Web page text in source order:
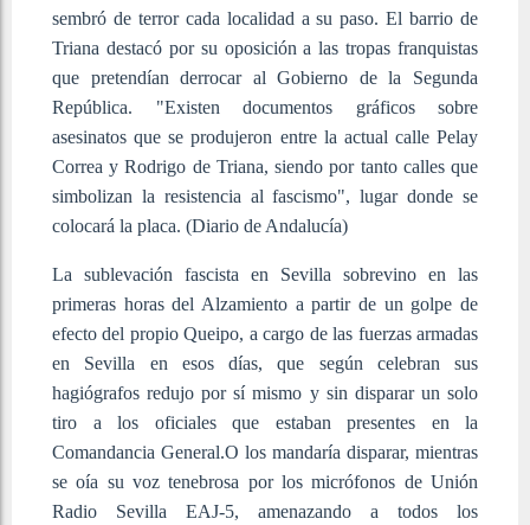
sembró de terror cada localidad a su paso. El barrio de
Triana destacó por su oposición a las tropas franquistas
que pretendían derrocar al Gobierno de la Segunda
República. "Existen documentos gráficos sobre
asesinatos que se produjeron entre la actual calle Pelay
Correa y Rodrigo de Triana, siendo por tanto calles que
simbolizan la resistencia al fascismo", lugar donde se
colocará la placa. (Diario de Andalucía)
La sublevación fascista en Sevilla sobrevino en las
primeras horas del Alzamiento a partir de un golpe de
efecto del propio Queipo, a cargo de las fuerzas armadas
en Sevilla en esos días, que según celebran sus
hagiógrafos redujo por sí mismo y sin disparar un solo
tiro a los oficiales que estaban presentes en la
Comandancia General.O los mandaría disparar, mientras
se oía su voz tenebrosa por los micrófonos de Unión
Radio Sevilla EAJ-5, amenazando a todos los